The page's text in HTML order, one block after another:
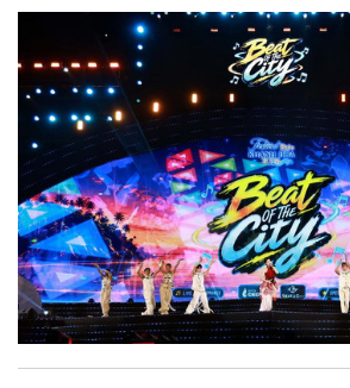
nước cũng như quốc tế.